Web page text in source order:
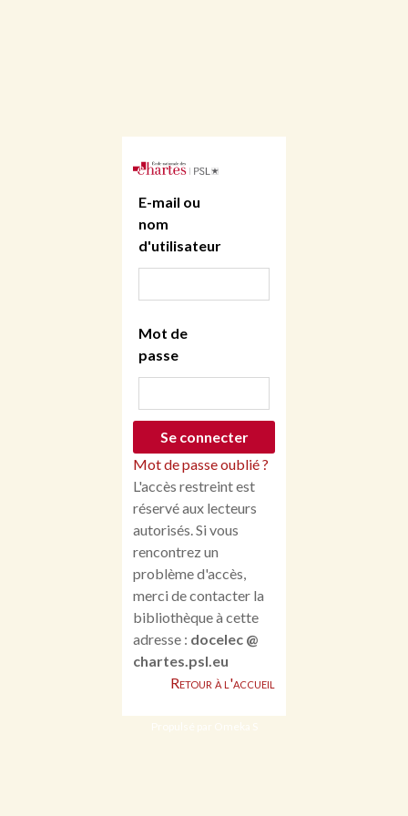
E-mail ou
nom
d'utilisateur
Mot de
passe
Mot de passe oublié ?
L'accès restreint est
réservé aux lecteurs
autorisés. Si vous
rencontrez un
problème d'accès,
merci de contacter la
bibliothèque à cette
adresse : docelec @
chartes.psl.eu
Retour à l'accueil
Propulsé par Omeka S